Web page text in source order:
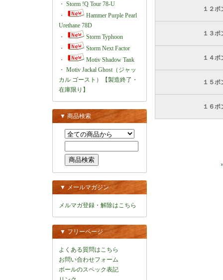
・ Storm !Q Tour 78-U
・
Hammer Purple Pearl
Urethane 78D
・
Storm Typhoon
・
Storm Next Factor
・
Motiv Shadow Tank
・ Motiv Jackal Ghost（ジャッ
カル ゴースト）【製造終了・
在庫限り】
▼ 商品検索
▼ メールマガジン
メルマガ登録・解除はこちら
▼ フリーページ
よくある質問はこちら
お問い合わせフォーム
ボールのスペック表記
１２ポ
１３ポ
１４ポ
１５ポ
１６ポ